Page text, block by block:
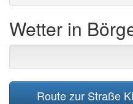
Wetter in
Route zur Straße